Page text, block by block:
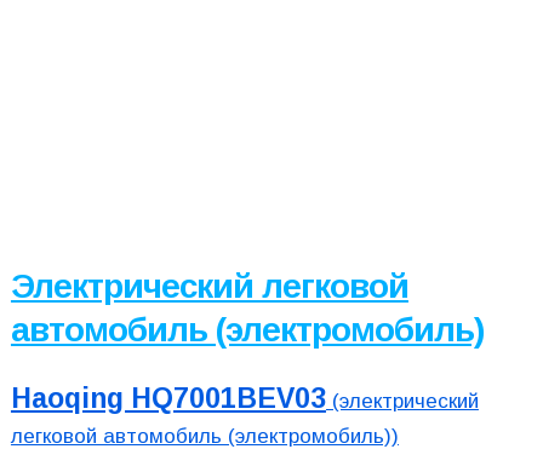
Электрический легковой
автомобиль (электромобиль)
Haoqing HQ7001BEV03(электрический
легковой автомобиль (электромобиль))